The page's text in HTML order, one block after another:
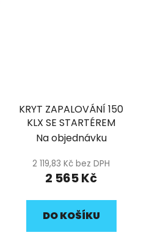
KRYT ZAPALOVÁNÍ 150
KLX SE STARTÉREM
Na objednávku
2 119,83 Kč bez DPH
2 565 Kč
DO KOŠÍKU